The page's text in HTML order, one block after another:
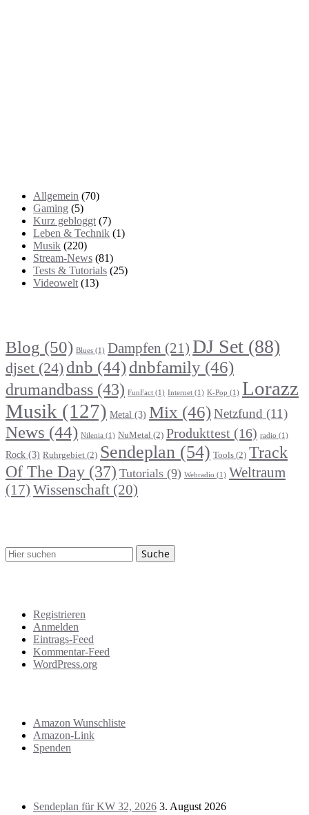
Allgemein (70)
Gaming (5)
Kurz gebloggt (7)
Leben & Technik (1)
Musik (220)
Stream-News (81)
Tests & Tutorials (25)
Videowelt (13)
Blog (50) Blues (1) Dampfen (21) DJ Set (88)
djset (24) dnb (44)dnbfamily (46)
drumandbass (43) FunFact (1) Internet (1) K-Pop (1) Lorazz
Musik (127) Metal (3) Mix (46)Netzfund (11)
News (44) Nilenia (1) NuMetal (2) Produkttest (16) radio (1)
Rock (3) Ruhrgebiet (2) Sendeplan (54) Tools (2) Track
Of The Day (37) Tutorials (9) Webradio (1) Weltraum
(17) Wissenschaft (20)
Registrieren
Anmelden
Eintrags-Feed
Kommentar-Feed
WordPress.org
Amazon Wunschliste
Amazon-Link
Spenden
Sendeplan für KW 32, 2026 3. August 2026